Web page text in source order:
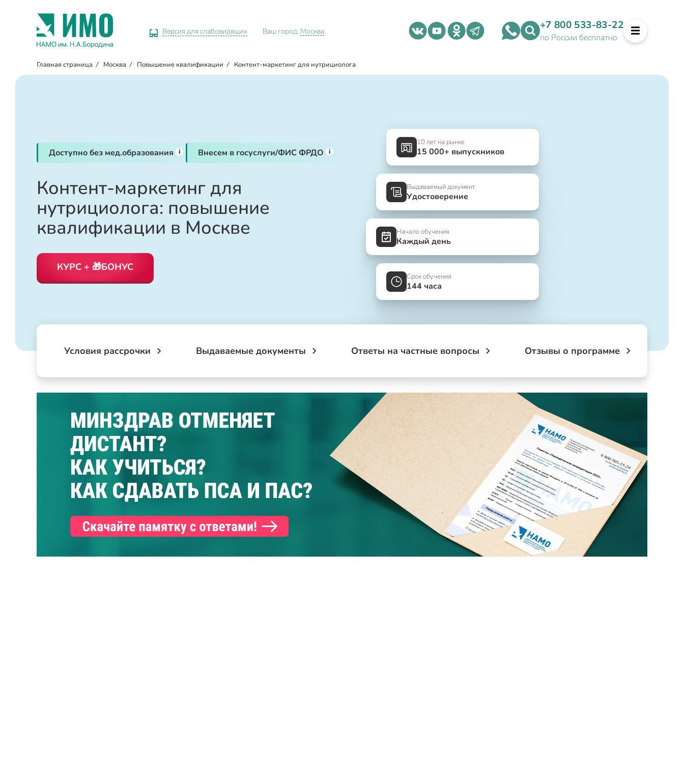
Версия для слабовидящих Ваш город: Москва +7 800 533-83-22
по России бесплатно
Главная страница / Москва / Повышение квалификации / Контент-маркетинг для нутрициолога
Доступно без мед.образования i Внесем в госуслуги/ФИС ФРДО i
Контент-маркетинг для
нутрициолога: повышение
квалификации в Москве
КУРС + 🎁БОНУС
10 лет на рынке
15 000+ выпускников
Выдаваемый документ
Удостоверение
Начало обучения
Каждый день
Срок обучения
144 часа
Условия рассрочки Выдаваемые документы Ответы на частные вопросы Отзывы о программе